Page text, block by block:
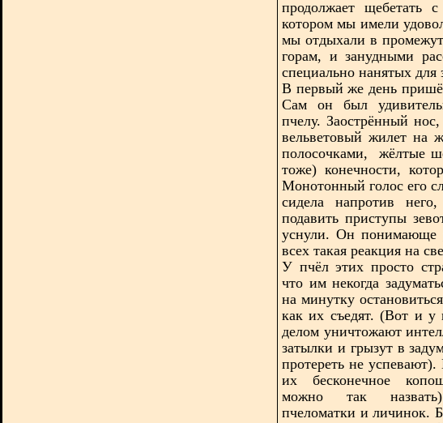
продолжает щебетать
котором мы имели
мы отдыхали в
горам, и занудными
специально нанятых для
В первый же день
Сам он был
пчелу. Заострённый
вельветовый жилет на
полосочками,
жёлтые
тоже) конечности,
Монотонный голос его
сидела напротив
подавить приступы
уснули. Он понимающе
всех такая реакция на
У пчёл этих просто
что им некогда
на минутку
как их съедят. (Вот и у
делом уничтожают
затылки и грызут в
протереть не
их бесконечное
можно так назвать)
пчеломатки и личинок.